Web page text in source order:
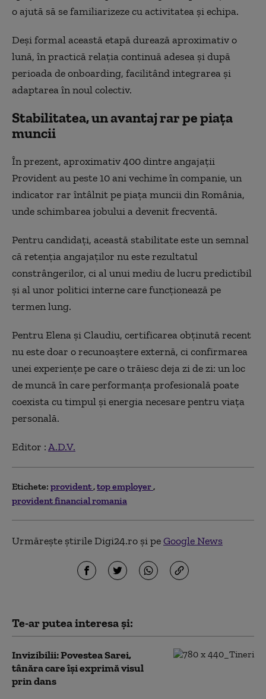
o ajută să se familiarizeze cu activitatea și echipa.
Deși formal această etapă durează aproximativ o
lună, în practică relația continuă adesea și după
perioada de onboarding, facilitând integrarea și
adaptarea în noul colectiv.
Stabilitatea, un avantaj rar pe piața
muncii
În prezent, aproximativ 400 dintre angajații
Provident au peste 10 ani vechime în companie, un
indicator rar întâlnit pe piața muncii din România,
unde schimbarea jobului a devenit frecventă.
Pentru candidați, această stabilitate este un semnal
că retenția angajaților nu este rezultatul
constrângerilor, ci al unui mediu de lucru predictibil
și al unor politici interne care funcționează pe
termen lung.
Pentru Elena și Claudiu, certificarea obținută recent
nu este doar o recunoaștere externă, ci confirmarea
unei experiențe pe care o trăiesc deja zi de zi: un loc
de muncă în care performanța profesională poate
coexista cu timpul și energia necesare pentru viața
personală.
Editor :A.D.V.
Etichete: provident top employer
provident financial romania
Urmărește știrile Digi24.ro și peGoogle News
Te-ar putea interesa și:
Invizibilii: Povestea Sarei,
tânăra care își exprimă visul
prin dans